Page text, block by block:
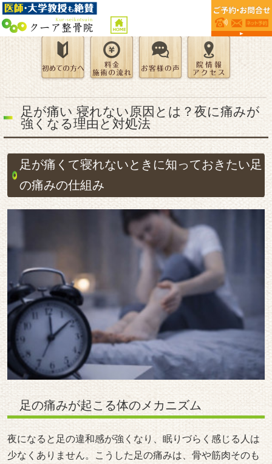
足が痛い 寝れない原因とは？夜に痛みが
強くなる理由と対処法
足が痛くて寝れないときに知っておきたい足
の痛みの仕組み
足の痛みが起こる体のメカニズム
夜になると足の違和感が強くなり、眠りづらく感じる人は
少なくありません。こうした足の痛みは、骨や筋肉そのも